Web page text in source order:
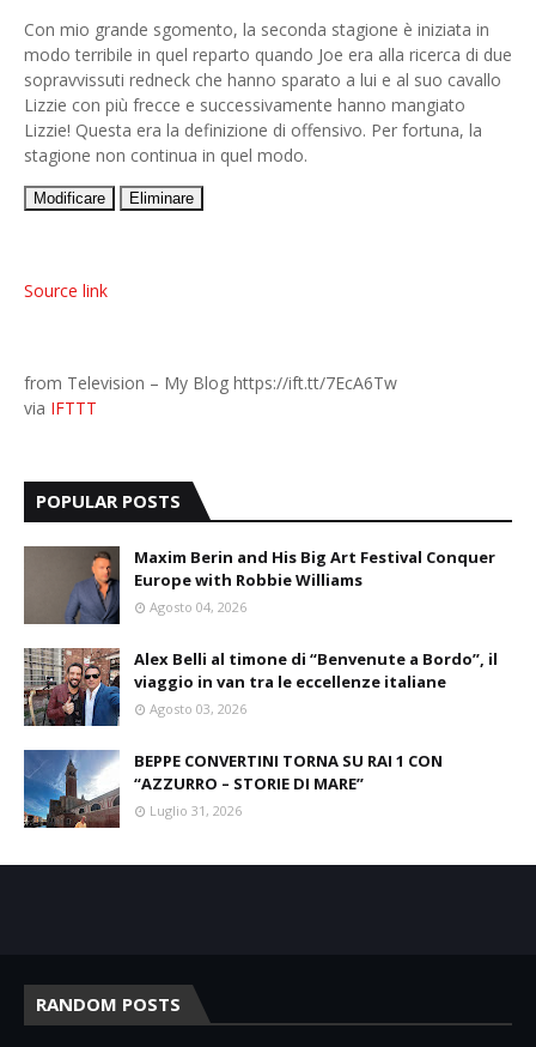
Con mio grande sgomento, la seconda stagione è iniziata in
modo terribile in quel reparto quando Joe era alla ricerca di due
sopravvissuti redneck che hanno sparato a lui e al suo cavallo
Lizzie con più frecce e successivamente hanno mangiato
Lizzie! Questa era la definizione di offensivo. Per fortuna, la
stagione non continua in quel modo.
Modificare Eliminare
Source link
from Television – My Blog https://ift.tt/7EcA6Tw
via IFTTT
POPULAR POSTS
Maxim Berin and His Big Art Festival Conquer
Europe with Robbie Williams
Agosto 04, 2026
Alex Belli al timone di “Benvenute a Bordo”, il
viaggio in van tra le eccellenze italiane
Agosto 03, 2026
BEPPE CONVERTINI TORNA SU RAI 1 CON
“AZZURRO – STORIE DI MARE”
Luglio 31, 2026
RANDOM POSTS